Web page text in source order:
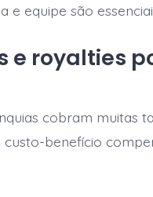
e equipe são
e royalties
cobram muitas
custo-benefício